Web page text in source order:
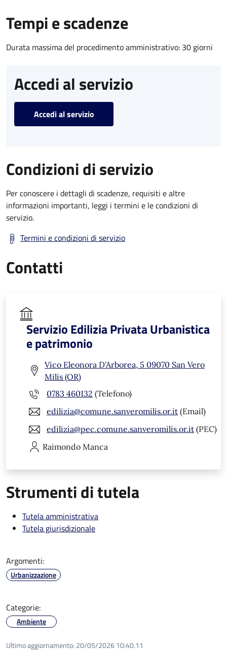
Tempi e scadenze
Durata massima del procedimento amministrativo: 30 giorni
Accedi al servizio
Accedi al servizio
Condizioni di servizio
Per conoscere i dettagli di scadenze, requisiti e altre
informazioni importanti, leggi i termini e le condizioni di
servizio.
Termini e condizioni di servizio
Contatti
Servizio Edilizia Privata Urbanistica
e patrimonio
Vico Eleonora D'Arborea, 5 09070 San Vero
Milis (OR)
0783 460132 (Telefono)
edilizia@comune.sanveromilis.or.it (Email)
edilizia@pec.comune.sanveromilis.or.it (PEC)
Raimondo Manca
Strumenti di tutela
Tutela amministrativa
Tutela giurisdizionale
Argomenti:
Urbanizzazione
Categorie:
Ambiente
Ultimo aggiornamento: 20/05/2026 10:40.11